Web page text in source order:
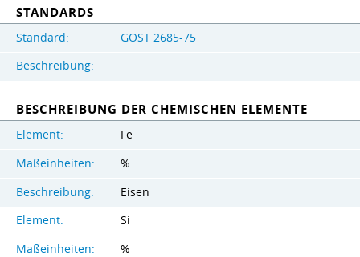
STANDARDS
Standard:
GOST 2685-75
Beschreibung:
BESCHREIBUNG DER CHEMISCHEN ELEMENTE
Element:
Fe
Maßeinheiten:
%
Beschreibung:
Eisen
Element:
Si
Maßeinheiten:
%